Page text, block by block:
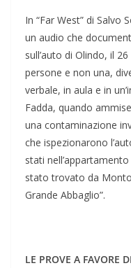
In “Far West” di Salvo
un audio che
sull’auto di Olindo, il
persone e non una,
verbale, in aula e in
Fadda, quando
una contaminazione
che ispezionarono
stati
stato trovato da
Grande Abbaglio”.
LE PROVE A FAVORE